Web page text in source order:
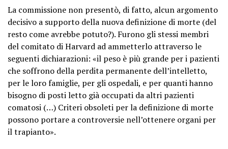
La commissione non presentò, di fatto, alcun argomento
decisivo a supporto della nuova definizione di morte (del
resto come avrebbe potuto?). Furono gli stessi membri
del comitato di Harvard ad ammetterlo attraverso le
seguenti dichiarazioni: «il peso è più grande per i pazienti
che soffrono della perdita permanente dell’intelletto,
per le loro famiglie, per gli ospedali, e per quanti hanno
bisogno di posti letto già occupati da altri pazienti
comatosi (…) Criteri obsoleti per la definizione di morte
possono portare a controversie nell’ottenere organi per
il trapianto».